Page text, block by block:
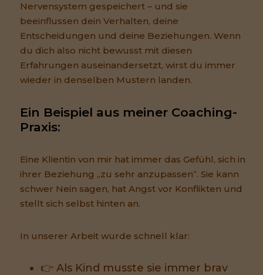
Nervensystem gespeichert – und sie
beeinflussen dein Verhalten, deine
Entscheidungen und deine Beziehungen. Wenn
du dich also nicht bewusst mit diesen
Erfahrungen auseinandersetzt, wirst du immer
wieder in denselben Mustern landen.
Ein Beispiel aus meiner Coaching-
Praxis:
Eine Klientin von mir hat immer das Gefühl, sich in
ihrer Beziehung „zu sehr anzupassen“. Sie kann
schwer Nein sagen, hat Angst vor Konflikten und
stellt sich selbst hinten an.
In unserer Arbeit wurde schnell klar:
👉 Als Kind musste sie immer brav